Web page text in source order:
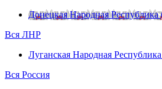
Донецкая Народная Республика
Вся ЛНР
Луганская Народная
Вся Россия